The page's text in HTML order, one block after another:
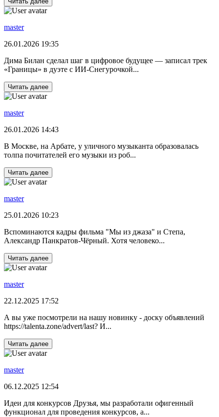
master
26.01.2026 19:35
Дима Билан сделал шаг в цифровое будущее — записал трек
«Границы» в дуэте с ИИ‑Снегурочкой...
Читать далее
master
26.01.2026 14:43
В Москве, на Арбате, у уличного музыканта образовалась
толпа почитателей его музыки из роб...
Читать далее
master
25.01.2026 10:23
Вспоминаются кадры фильма "Мы из джаза" и Степа,
Александр Панкратов-Чёрный. Хотя человеко...
Читать далее
master
22.12.2025 17:52
А вы уже посмотрели на нашу новинку - доску объявлений
https://talenta.zone/advert/last? И...
Читать далее
master
06.12.2025 12:54
Идеи для конкурсов Друзья, мы разработали офигенный
функционал для проведения конкурсов, а...